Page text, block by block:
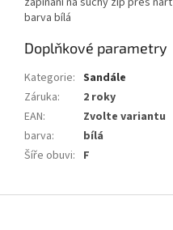
barva bílá
Doplňkové parametry
Kategorie: Sandále
Záruka:
2 roky
EAN:
Zvolte variantu
barva:
bílá
Šíře obuvi: F